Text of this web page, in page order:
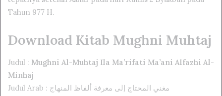
Tahun 977 H.
Download Kitab Mughni Muhtaj
Judul : Mughni Al-Muhtaj Ila Ma’rifati Ma’ani Alfazhi Al-
Minhaj
Judul Arab : مغني المحتاج إلى معرفة ألفاظ المنهاج